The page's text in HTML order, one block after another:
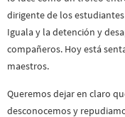
dirigente de los
Iguala y la detención y
compañeros. Hoy está
maestros.
Queremos dejar en claro
desconocemos y